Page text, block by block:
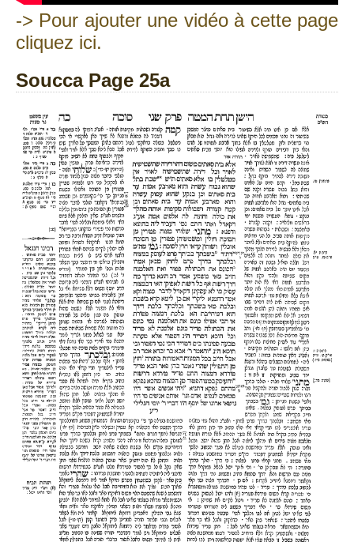
-> Pour ajouter une vidéo à cette page
cliquez ici.
Soucca Page 25a